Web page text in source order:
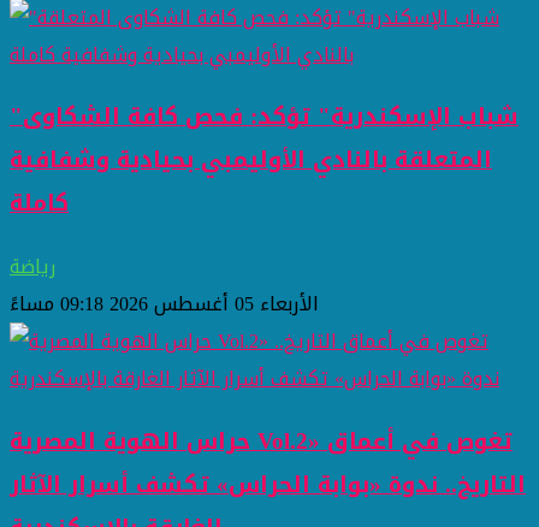
"شباب الإسكندرية" تؤكد: فحص كافة الشكاوى
المتعلقة بالنادي الأوليمبي بحيادية وشفافية
كاملة
رياضة
الأربعاء 05 أغسطس 2026 09:18 مساءً
حراس الهوية المصرية Vol.2» تغوص في أعماق
التاريخ.. ندوة «بوابة الحراس» تكشف أسرار الآثار